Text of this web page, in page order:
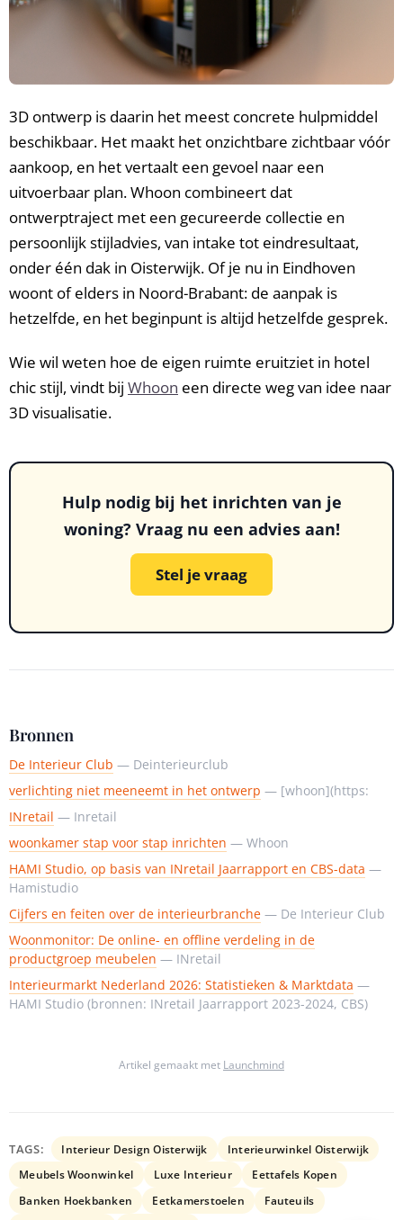
3D ontwerp is daarin het meest concrete hulpmiddel
beschikbaar. Het maakt het onzichtbare zichtbaar vóór
aankoop, en het vertaalt een gevoel naar een
uitvoerbaar plan. Whoon combineert dat
ontwerptraject met een gecureerde collectie en
persoonlijk stijladvies, van intake tot eindresultaat,
onder één dak in Oisterwijk. Of je nu in Eindhoven
woont of elders in Noord-Brabant: de aanpak is
hetzelfde, en het beginpunt is altijd hetzelfde gesprek.
Wie wil weten hoe de eigen ruimte eruitziet in hotel
chic stijl, vindt bij Whoon een directe weg van idee naar
3D visualisatie.
Hulp nodig bij het inrichten van je
woning? Vraag nu een advies aan!
Stel je vraag
Bronnen
De Interieur Club — Deinterieurclub
verlichting niet meeneemt in het ontwerp — [whoon](https:
INretail — Inretail
woonkamer stap voor stap inrichten — Whoon
HAMI Studio, op basis van INretail Jaarrapport en CBS-data —
Hamistudio
Cijfers en feiten over de interieurbranche — De Interieur Club
Woonmonitor: De online- en offline verdeling in de
productgroep meubelen — INretail
Interieurmarkt Nederland 2026: Statistieken & Marktdata —
HAMI Studio (bronnen: INretail Jaarrapport 2023-2024, CBS)
Artikel gemaakt met Launchmind
TAGS: Interieur Design Oisterwijk
Interieurwinkel Oisterwijk
Meubels Woonwinkel
Luxe Interieur
Eettafels Kopen
Banken Hoekbanken
Eetkamerstoelen
Fauteuils